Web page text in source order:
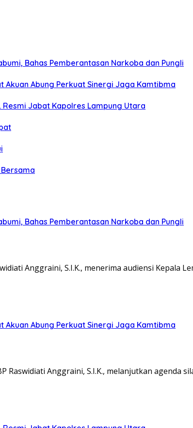
Bahas Pemberantasan Narkoba dan Pungli
Akuan Abung Perkuat Sinergi Jaga Kamtibma
Resmi Jabat Kapolres Lampung Utara
Bahas Pemberantasan Narkoba dan Pungli
Anggraini, S.I.K., menerima audiensi Kepala
Akuan Abung Perkuat Sinergi Jaga Kamtibma
Raswidiati Anggraini, S.I.K., melanjutkan agenda